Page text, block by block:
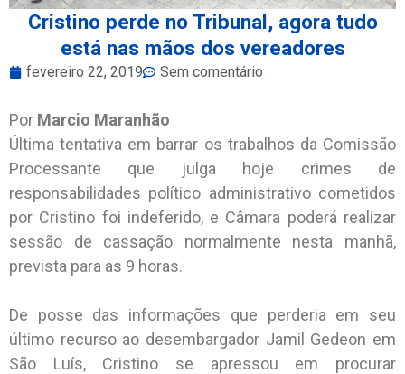
Cristino perde no Tribunal, agora tudo
está nas mãos dos vereadores
fevereiro 22, 2019 Sem comentário
Por Marcio Maranhão
Última tentativa em barrar os trabalhos da Comissão
Processante que julga hoje crimes de
responsabilidades político administrativo cometidos
por Cristino foi indeferido, e Câmara poderá realizar
sessão de cassação normalmente nesta manhã,
prevista para as 9 horas.
De posse das informações que perderia em seu
último recurso ao desembargador Jamil Gedeon em
São Luís, Cristino se apressou em procurar